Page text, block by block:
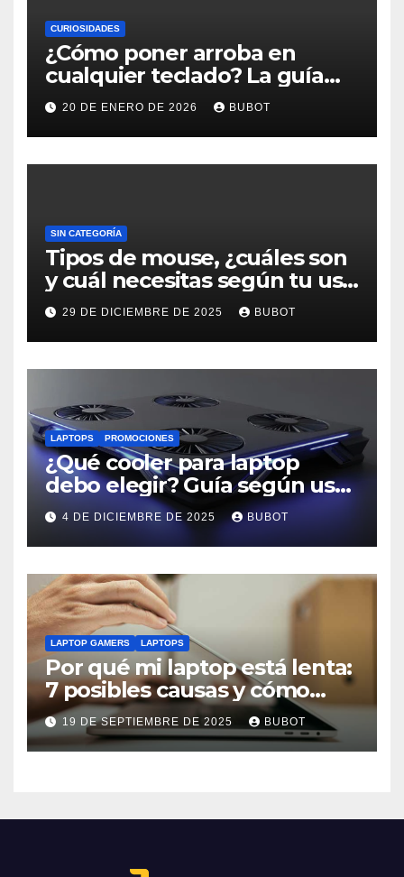
CURIOSIDADES
¿Cómo poner arroba en
cualquier teclado? La guía
rápida que todos necesitan
20 DE ENERO DE 2026 BUBOT
SIN CATEGORÍA
Tipos de mouse, ¿cuáles son
y cuál necesitas según tu uso
diario?
29 DE DICIEMBRE DE 2025 BUBOT
LAPTOPS PROMOCIONES
¿Qué cooler para laptop
debo elegir? Guía según uso:
trabajo, estudio o gaming
4 DE DICIEMBRE DE 2025 BUBOT
LAPTOP GAMERS LAPTOPS
Por qué mi laptop está lenta:
7 posibles causas y cómo
solucionarlas
19 DE SEPTIEMBRE DE 2025 BUBOT